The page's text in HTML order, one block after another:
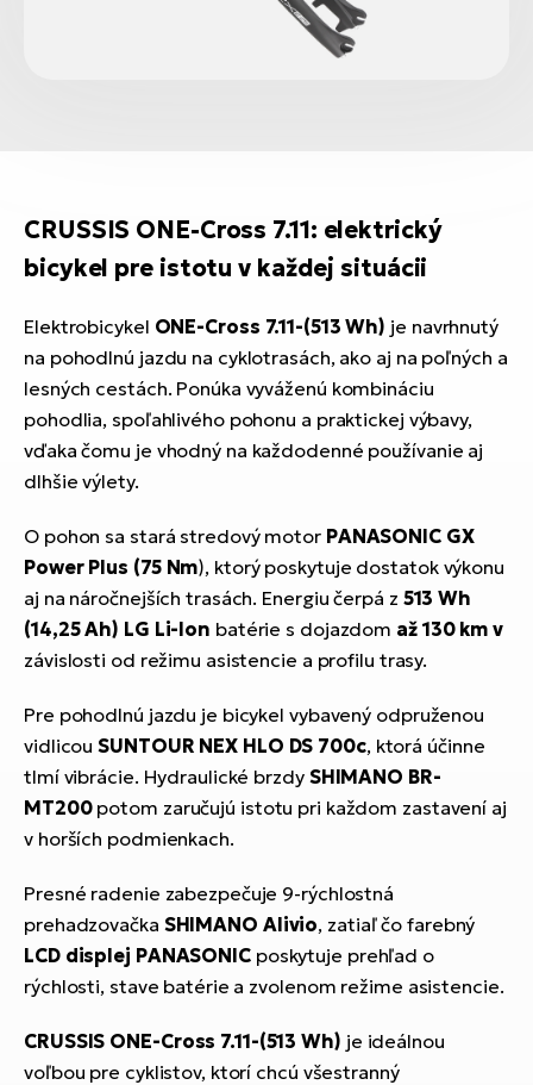
CRUSSIS ONE-Cross 7.11: elektrický
bicykel pre istotu v každej situácii
Elektrobicykel ONE-Cross 7.11-(513 Wh) je navrhnutý
na pohodlnú jazdu na cyklotrasách, ako aj na poľných a
lesných cestách. Ponúka vyváženú kombináciu
pohodlia, spoľahlivého pohonu a praktickej výbavy,
vďaka čomu je vhodný na každodenné používanie aj
dlhšie výlety.
O pohon sa stará stredový motor PANASONIC GX
Power Plus (75 Nm), ktorý poskytuje dostatok výkonu
aj na náročnejších trasách. Energiu čerpá z 513 Wh
(14,25 Ah) LG Li-Ion batérie s dojazdom až 130 km v
závislosti od režimu asistencie a profilu trasy.
Pre pohodlnú jazdu je bicykel vybavený odpruženou
vidlicouSUNTOUR NEX HLO DS 700c, ktorá účinne
tlmí vibrácie. Hydraulické brzdy SHIMANO BR-
MT200potom zaručujú istotu pri každom zastavení aj
v horších podmienkach.
Presné radenie zabezpečuje 9-rýchlostná
prehadzovačka SHIMANO Alivio, zatiaľ čo farebný
LCD displej PANASONICposkytuje prehľad o
rýchlosti, stave batérie a zvolenom režime asistencie.
CRUSSIS ONE-Cross 7.11-(513 Wh) je ideálnou
voľbou pre cyklistov, ktorí chcú všestranný